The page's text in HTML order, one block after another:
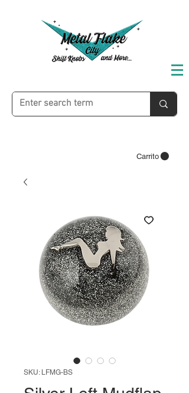
Carrito
SKU: LFMG-BS